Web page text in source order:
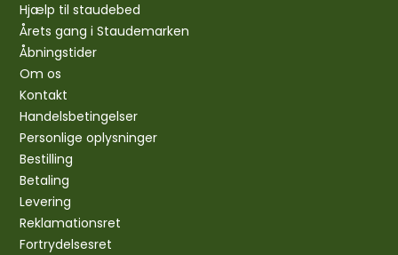
Hjælp til staudebed
Årets gang i Staudemarken
Åbningstider
Om os
Kontakt
Handelsbetingelser
Personlige oplysninger
Bestilling
Betaling
Levering
Reklamationsret
Fortrydelsesret